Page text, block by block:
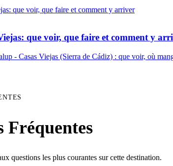
que voir, que faire et comment y
- Casas Viejas (Sierra de Cádiz) : que voir, où
Fréquentes
questions les plus courantes sur cette destination.